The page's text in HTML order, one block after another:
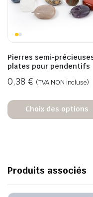
Pierres semi-
plates pour pendentifs
0,38 € (TVA NON incluse)
Choix des options
Produits associés